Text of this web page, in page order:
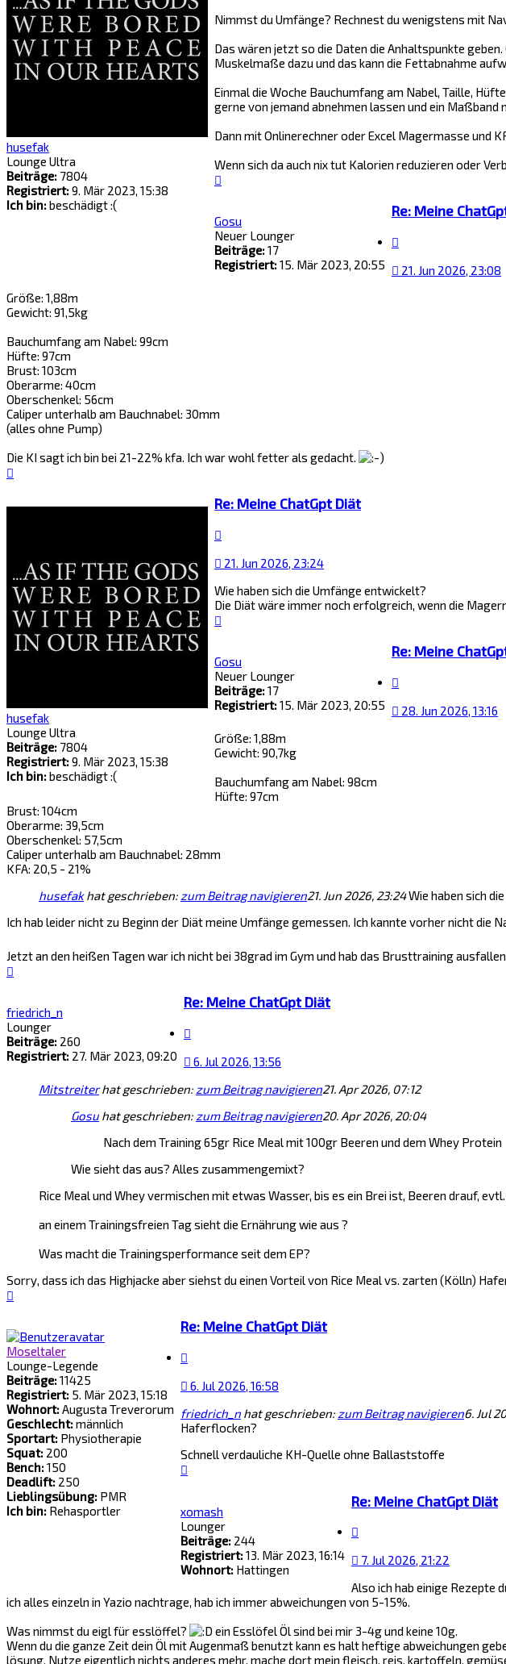
husefak
Lounge Ultra
Beiträge: 7804
Registriert:9. Mär 2023, 15:38
Ich bin:beschädigt :(
Nimmst du Umfänge? Rechnest du wenigstens mit
Das wären jetzt so die Daten die Anhaltspunkte
Muskelmaße dazu und das kann die Fettabnahme
Einmal die Woche Bauchumfang am Nabel, Taille,
gerne von jemand abnehmen lassen und ein Maßband
Dann mit Onlinerechner oder Excel Magermasse und
Wenn sich da auch nix tut Kalorien reduzieren oder
Gosu
Neuer Lounger
Beiträge:17
Registriert:15. Mär 2023, 20:55
Re: Meine
21. Jun 2026, 23:08
Größe: 1,88m
Gewicht: 91,5kg
Bauchumfang am Nabel: 99cm
Hüfte: 97cm
Brust: 103cm
Oberarme: 40cm
Oberschenkel: 56cm
Caliper unterhalb am Bauchnabel: 30mm
(alles ohne Pump)
Die KI sagt ich bin bei 21-22% kfa. Ich war wohl fetter als gedacht.
husefak
Lounge Ultra
Beiträge: 7804
Registriert:9. Mär 2023, 15:38
Ich bin:beschädigt :(
Re: Meine ChatGpt Diät
21. Jun 2026, 23:24
Wie haben sich die Umfänge entwickelt?
Die Diät wäre immer noch erfolgreich, wenn die
Gosu
Neuer Lounger
Beiträge:17
Registriert:15. Mär 2023, 20:55
Re: Meine
28. Jun 2026, 13:16
Größe: 1,88m
Gewicht: 90,7kg
Bauchumfang am Nabel: 98cm
Hüfte: 97cm
Brust: 104cm
Oberarme: 39,5cm
Oberschenkel: 57,5cm
Caliper unterhalb am Bauchnabel: 28mm
KFA: 20,5 - 21%
husefakhat geschrieben: zum Beitrag navigieren21. Jun 2026, 23:24Wie haben sich
Ich hab leider nicht zu Beginn der Diät meine Umfänge gemessen. Ich kannte vorher nicht die
Jetzt an den heißen Tagen war ich nicht bei 38grad im Gym und hab das Brusttraining
friedrich_n
Lounger
Beiträge: 260
Registriert: 27. Mär 2023, 09:20
Re: Meine ChatGpt Diät
6. Jul 2026, 13:56
Mitstreiterhat geschrieben: zum Beitrag navigieren21. Apr 2026, 07:12
Gosu hat geschrieben: zum Beitrag navigieren20. Apr 2026, 20:04
Nach dem Training 65gr Rice Meal mit 100gr Beeren und dem Whey Protein
Wie sieht das aus? Alles zusammengemixt?
Rice Meal und Whey vermischen mit etwas Wasser, bis es ein Brei ist, Beeren drauf,
an einem Trainingsfreien Tag sieht die Ernährung wie aus ?
Was macht die Trainingsperformance seit dem EP?
Sorry, dass ich das Highjacke aber siehst du einen Vorteil von Rice Meal vs. zarten (Kölln)
Moseltaler
Lounge-Legende
Beiträge:11425
Registriert: 5. Mär 2023, 15:18
Wohnort:Augusta Treverorum
Geschlecht:männlich
Sportart: Physiotherapie
Squat: 200
Bench:150
Deadlift: 250
Lieblingsübung: PMR
Ich bin: Rehasportler
Re: Meine ChatGpt Diät
6. Jul 2026, 16:58
friedrich_n hat geschrieben: zum Beitrag navigieren6. Jul
Haferflocken?
Schnell verdauliche KH-Quelle ohne Ballaststoffe
xomash
Lounger
Beiträge: 244
Registriert:13. Mär 2023, 16:14
Wohnort: Hattingen
Re: Meine ChatGpt Diät
7. Jul 2026, 21:22
Also ich hab einige Rezepte
ich alles einzeln in Yazio nachtrage, hab ich immer abweichungen von 5-15%.
Was nimmst du eigl für esslöffel?
ein Esslöfel Öl sind bei mir 3-4g und keine 10g.
Wenn du die ganze Zeit dein Öl mit Augenmaß benutzt kann es halt heftige abweichungen
lösung. Nutze eigentlich nichts anderes mehr. mache dort mein fleisch, reis, kartoffeln,